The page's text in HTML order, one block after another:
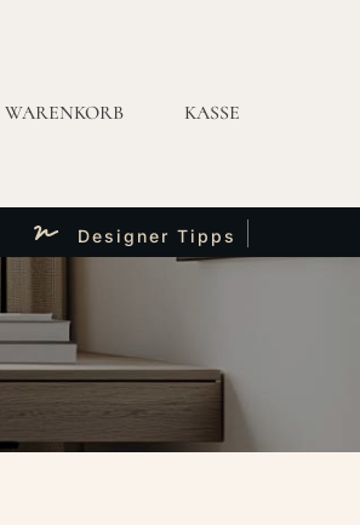
WARENKORB KASSE
Designer Tipps